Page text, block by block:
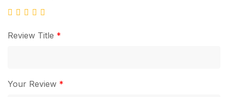
Review Title *
Your Review *